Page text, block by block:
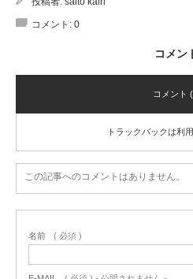
コメント: 0
コメン
コメント
トラックバックは利
この記事へのコメントはありません。
名前 ( 必須 )